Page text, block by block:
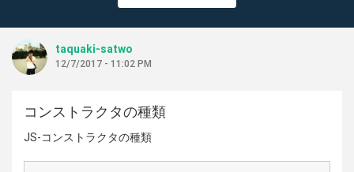
taquaki-satwo
12/7/2017 - 11:02 PM
コンストラクタの種類
JS-コンストラクタの種類